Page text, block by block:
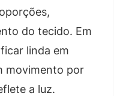
do tecido. Em
linda em
movimento por
a luz.